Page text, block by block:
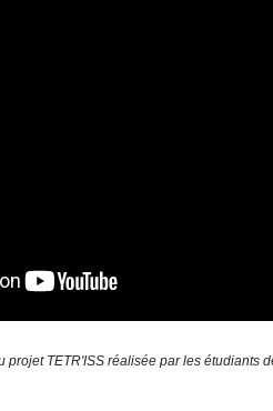
projet TETR'ISS réalisée par les étudiants